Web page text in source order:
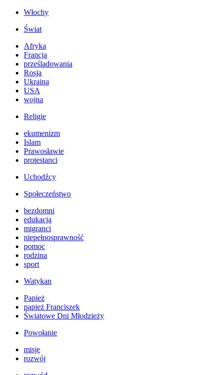
Włochy
Świat
Afryka
Francja
prześladowania
Rosja
Ukraina
USA
wojna
Religie
ekumenizm
Islam
Prawosławie
protestanci
Uchodźcy
Społeczeństwo
bezdomni
edukacja
migranci
niepełnosprawność
pomoc
rodzina
sport
Watykan
Papież
papież Franciszek
Światowe Dni Młodzieży
Powołanie
misje
rozwój